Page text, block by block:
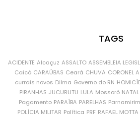
TAGS
ACIDENTE Alcaçuz ASSALTO ASSEMBLEIA
Caicó CARAÚBAS Ceará CHUVA CORONEL
currais novos Dilma Governo do RN
PIRANHAS JUCURUTU LULA Mossoró NATAL
Pagamento PARAÍBA PARELHAS Parnamirim
POLÍCIA MILITAR Política PRF RAFAEL MOTTA